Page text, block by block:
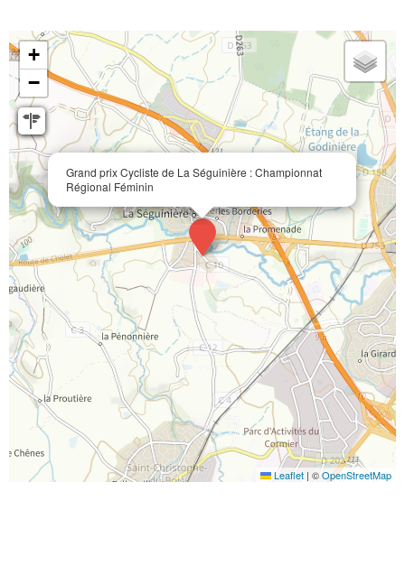
Grand prix Cycliste de La Séguinière : Championnat
Régional Féminin
+
−
Leaflet | ©OpenStreetMap